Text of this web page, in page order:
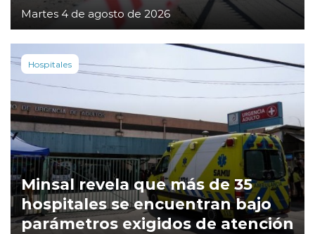
Martes 4 de agosto de 2026
Hospitales
Minsal revela que más de 35
hospitales se encuentran bajo
parámetros exigidos de atención